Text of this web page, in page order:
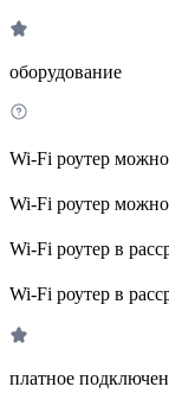
оборудование
Wi-Fi роутер можно
Wi-Fi роутер
Wi-Fi роутер в
Wi-Fi роутер в
платное